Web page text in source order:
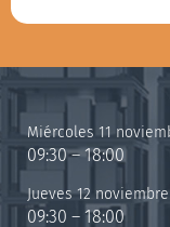
Miércoles 11
09:30 – 18:00
Jueves 12
09:30 – 18:00